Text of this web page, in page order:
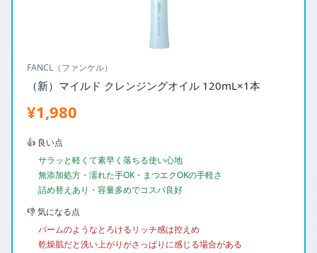
FANCL（ファンケル）
（新）マイルド クレンジングオイル 120mL×1本
¥1,980
👍 良い点
サラッと軽くて素早く落ちる使い心地
無添加処方・濡れた手OK・まつエクOKの手軽さ
詰め替えあり・容量多めでコスパ良好
👎 気になる点
バームのようなとろけるリッチ感は控えめ
乾燥肌だと洗い上がりがさっぱりに感じる場合がある